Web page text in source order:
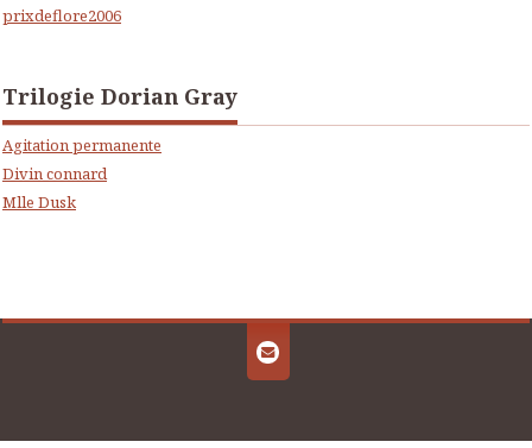
prixdeflore2006
Trilogie Dorian Gray
Agitation permanente
Divin connard
Mlle Dusk